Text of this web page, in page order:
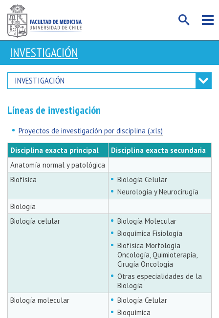
INVESTIGACIÓN
INVESTIGACIÓN
Líneas de investigación
Proyectos de investigación por disciplina (.xls)
Disciplina exacta principal
Disciplina exacta secundaria
Anatomía normal y patológica
Biofísica
Biología Celular
Neurología y Neurocirugía
Biología
Biología celular
Biología Molecular
Bioquímica Fisiología
Biofísica Morfología
Oncología, Quimioterapia,
Cirugía Oncología
Otras especialidades de la
Biología
Biología molecular
Biología Celular
Bioquímica